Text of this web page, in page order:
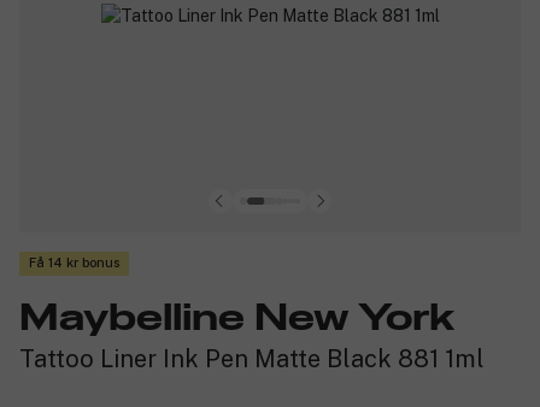
Få 14 kr bonus
Maybelline New York
Tattoo Liner Ink Pen Matte Black 881 1ml